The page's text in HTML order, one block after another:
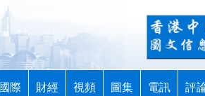
國際 財經 視頻 圖集 電訊 評